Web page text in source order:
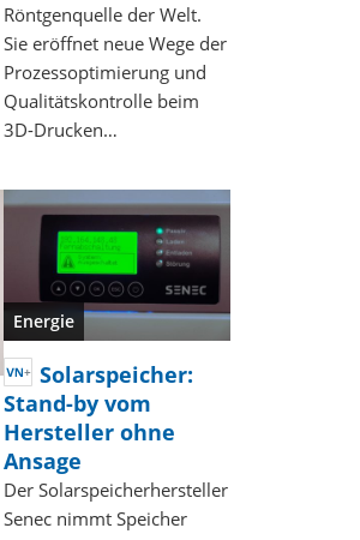
Röntgenquelle der Welt.
Sie eröffnet neue Wege der
Prozessoptimierung und
Qualitätskontrolle beim
3D-Drucken…
Energie
Solarspeicher:
Stand-by vom
Hersteller ohne
Ansage
Der Solarspeicherhersteller
Senec nimmt Speicher